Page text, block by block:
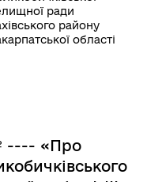
ради
району
області
---- «Про